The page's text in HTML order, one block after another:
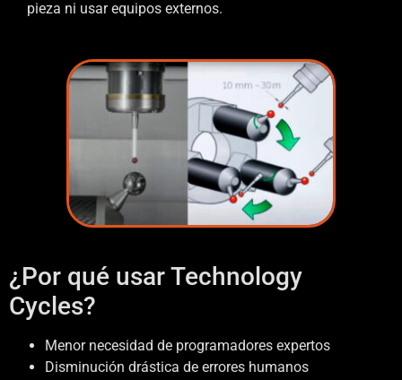
pieza ni usar equipos externos.
¿Por qué usar Technology
Cycles?
Menor necesidad de programadores expertos
Disminución drástica de errores humanos